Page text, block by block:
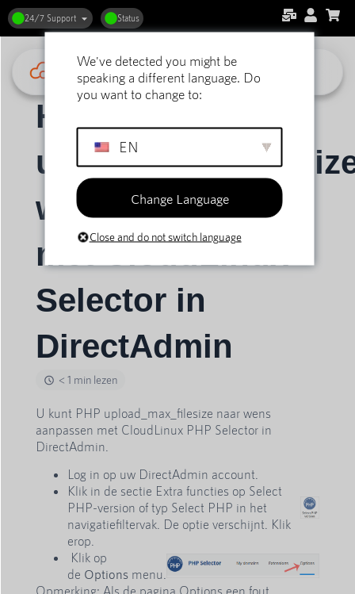
24/7 Support Status
Home Support
DirectAdmin Webhosting
Algemeen
Hoe PHP’s upload_max_filesize waarde verhogen met CloudLinux Selector in DirectAdmin
Hoe PHP’s
waarde verhogen
met CloudLinux
Selector in
DirectAdmin
< 1 min lezen
U kunt PHP upload_max_filesize naar wens
aanpassen met CloudLinux PHP Selector in
DirectAdmin.
Log in op uw DirectAdmin account.
Klik in de sectie Extra functies op Select
PHP-version of typ Select PHP in het
navigatiefiltervak. De optie verschijnt. Klik
erop.
Klik op
de Options menu.
Opmerking: Als de pagina Options een fout
We've detected you might be
speaking a different language. Do
you want to change to:
EN
Change Language
Close and do not switch language